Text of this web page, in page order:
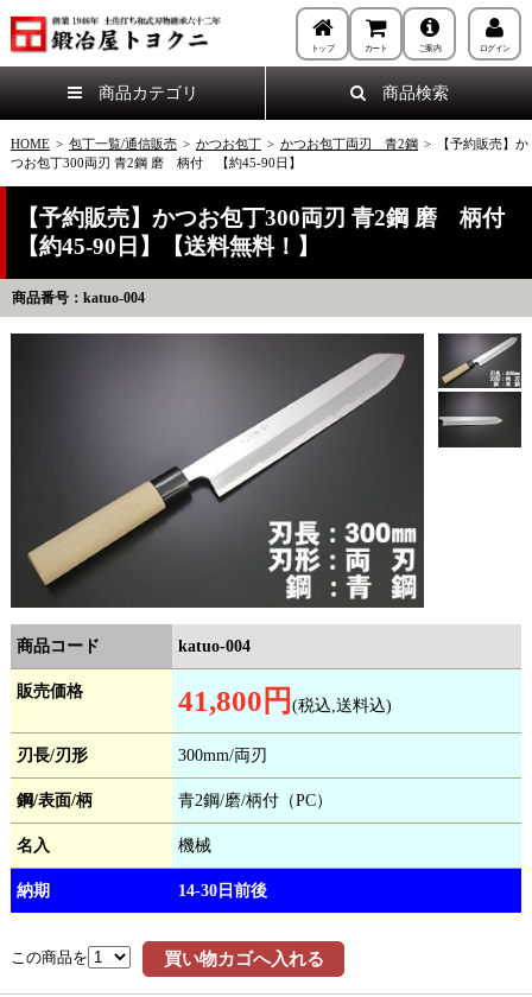
トップ カート ご案内 ログイン
商品カテゴリ 商品検索
HOME > 包丁一覧/通信販売 > かつお包丁 > かつお包丁両刃 青2鋼 >
【予約販売】か
つお包丁300両刃 青2鋼 磨 柄付 【約45-90日】
【予約販売】かつお包丁300両刃 青2鋼 磨 柄付
【約45-90日】【送料無料！】
商品番号：katuo-004
商品コード katuo-004
販売価格 41,800円 (税込,送料込)
刃長/刃形 300mm/両刃
鋼/表面/柄 青2鋼/磨/柄付（PC）
名入 機械
納期 14-30日前後
この商品を 買い物カゴへ入れる